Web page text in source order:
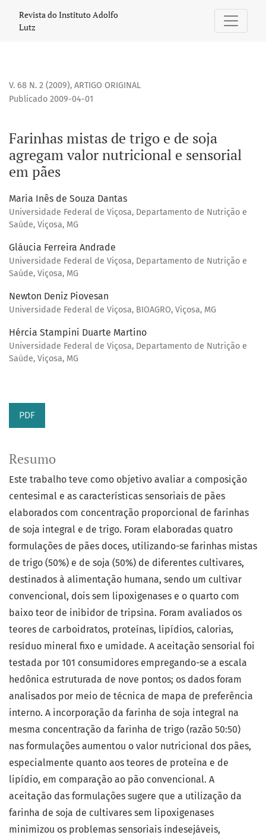
Farinhas mistas de trigo e de soja agregam valor
Revista do Instituto Adolfo
Lutz
V. 68 N. 2 (2009), ARTIGO ORIGINAL
Farinhas mistas de trigo e de soja
agregam valor nutricional e sensorial
em pães
Publicado 2009-04-01
Maria Inês de Souza Dantas
Universidade Federal de Viçosa, Departamento de Nutrição e
Saúde, Viçosa, MG
Gláucia Ferreira Andrade
Universidade Federal de Viçosa, Departamento de Nutrição e
Saúde, Viçosa, MG
Newton Deniz Piovesan
Universidade Federal de Viçosa, BIOAGRO, Viçosa, MG
Hércia Stampini Duarte Martino
Universidade Federal de Viçosa, Departamento de Nutrição e
Saúde, Viçosa, MG
PDF
Resumo
Este trabalho teve como objetivo avaliar a composição
centesimal e as características sensoriais de pães
elaborados com concentração proporcional de farinhas
de soja integral e de trigo. Foram elaboradas quatro
formulações de pães doces, utilizando-se farinhas mistas
de trigo (50%) e de soja (50%) de diferentes cultivares,
destinados à alimentação humana, sendo um cultivar
convencional, dois sem lipoxigenases e o quarto com
baixo teor de inibidor de tripsina. Foram avaliados os
teores de carboidratos, proteínas, lipídios, calorias,
resíduo mineral fixo e umidade. A aceitação sensorial foi
testada por 101 consumidores empregando-se a escala
hedônica estruturada de nove pontos; os dados foram
analisados por meio de técnica de mapa de preferência
interno. A incorporação da farinha de soja integral na
mesma concentração da farinha de trigo (razão 50:50)
nas formulações aumentou o valor nutricional dos pães,
especialmente quanto aos teores de proteína e de
lipídio, em comparação ao pão convencional. A
aceitação das formulações sugere que a utilização da
farinha de soja de cultivares sem lipoxigenases
minimizou os problemas sensoriais indesejáveis,